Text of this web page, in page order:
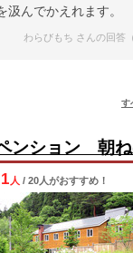
汲んでかえれます。
わらびもち さんの回答
す
ンション 朝ね
1 人 / 20人がおすすめ！